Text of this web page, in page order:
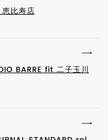
比寿店
BARRE fit 二子玉川